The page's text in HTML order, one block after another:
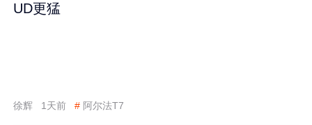
UD更猛
徐辉 1天前 # 阿尔法T7